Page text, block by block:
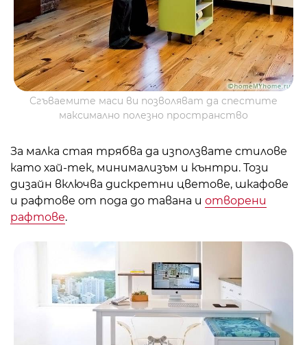
Сгъваемите маси ви позволяват да спестите
максимално полезно пространство
За малка стая трябва да използвате стилове
като хай-тек, минимализъм и кънтри. Този
дизайн включва дискретни цветове, шкафове
и рафтове от пода до тавана и отворени
рафтове.